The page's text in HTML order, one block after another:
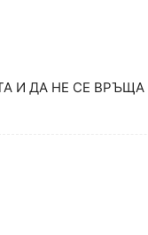
И ДА НЕ СЕ